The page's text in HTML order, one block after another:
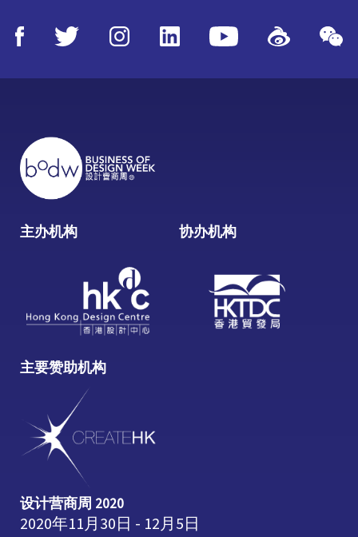
主办机构 协办机构
主要赞助机构
设计营商周 2020
2020年11月30日 - 12月5日